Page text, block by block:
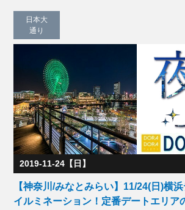
日本大
通り
2019-11-24【日】
【神奈川/みなとみらい】11/24(日)横
イルミネーション！定番デートエリア